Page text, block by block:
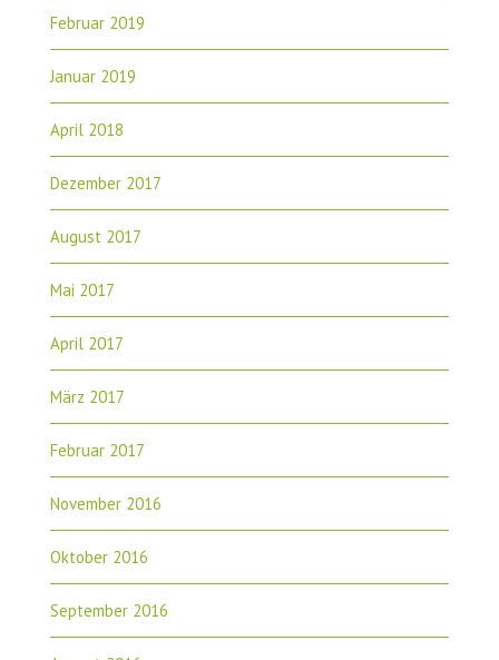
Februar 2019
Januar 2019
April 2018
Dezember 2017
August 2017
Mai 2017
April 2017
März 2017
Februar 2017
November 2016
Oktober 2016
September 2016